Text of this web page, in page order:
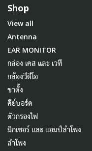
Shop
View all
Antenna
EAR MONITOR
กล่อง เคส และ เวที
กล้องวีดีโอ
ขาตั้ง
คีย์บอร์ด
ตัวกรองไฟ
มิกเซอร์ และ แอมป์ลำโพง
ลำโพง